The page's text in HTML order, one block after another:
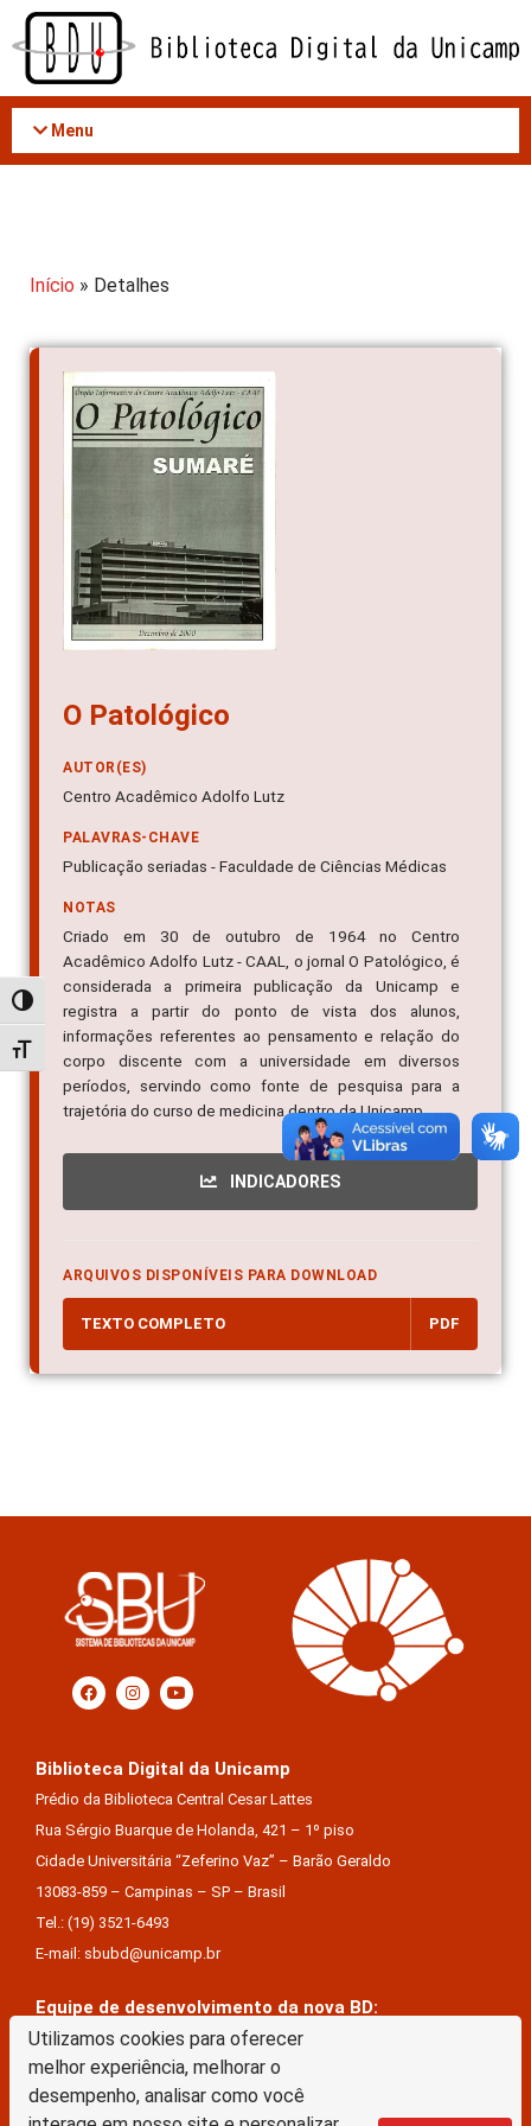
Utilizamos cookies para oferecer
melhor experiência, melhorar o
desempenho, analisar como você
Acessar
conteúdo
Alternar alto contraste
Alternar tamanho da fonte
Menu
Início » Detalhes
O Patológico
AUTOR(ES)
Centro Acadêmico Adolfo Lutz
PALAVRAS-CHAVE
Publicação seriadas - Faculdade de Ciências Médicas
NOTAS
Criado em 30 de outubro de 1964 no Centro
Acadêmico Adolfo Lutz - CAAL, o jornal O Patológico, é
considerada a primeira publicação da Unicamp e
registra a partir do ponto de vista dos alunos,
informações referentes ao pensamento e relação do
corpo discente com a universidade em diversos
períodos, servindo como fonte de pesquisa para a
trajetória do curso de medicina dentro da Unicamp
INDICADORES
ARQUIVOS DISPONÍVEIS PARA DOWNLOAD
TEXTO COMPLETO PDF
Biblioteca Digital da Unicamp
Prédio da Biblioteca Central Cesar Lattes
Rua Sérgio Buarque de Holanda, 421 – 1º piso
Cidade Universitária “Zeferino Vaz” – Barão Geraldo
13083-859 – Campinas – SP – Brasil
Tel.: (19) 3521-6493
E-mail: sbubd@unicamp.br
Equipe de desenvolvimento da nova BD:
Keite Aparecida Duarte
Márcio Vinícius De Jesus Almeida
Saul Victor De Castro E Silva